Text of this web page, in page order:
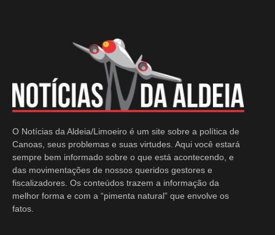
O Notícias da Aldeia/Limoeiro é um site sobre a política de
Canoas, seus problemas e suas virtudes. Aqui você estará
sempre bem informado sobre o que está acontecendo, e
das movimentações de nossos queridos gestores e
fiscalizadores. Os conteúdos trazem a informação da
melhor forma e com a “pimenta natural” que envolve os
fatos.